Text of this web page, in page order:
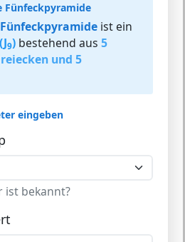
Fünfeckpyramide
ist ein
9) bestehend aus 5
und 5
eingeben
ist bekannt?